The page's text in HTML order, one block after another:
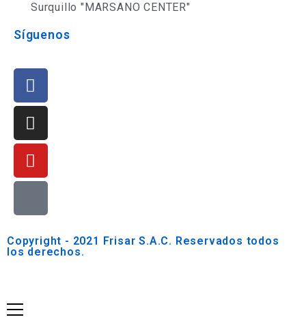
Surquillo "MARSANO CENTER"
Síguenos
Copyright - 2021 Frisar S.A.C. Reservados todos
los derechos.